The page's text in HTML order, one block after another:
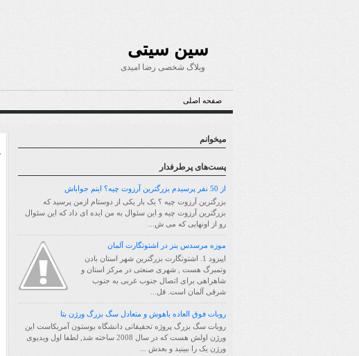
سین سیتی
وبلاگ شخصی رضا امیدی
صفحه اصلی
میخوانم
پست‌های پرطرفدار
از 50 نفر پرسیدم بزرگترین آرزوت چیه؟ اینم جواباش
بزرگترین آرزوت چیه ؟ یک بار یکی از دوستام ازمن پرسید که
بزرگترین آرزوت چیه و این سئوال به من ایده ای داد که این سئوال
رو از اونهایی که می ش...
موزه مرسدس بنز در اشتوتگارت آلمان
اپیزود 1. اشتوتگارت بزرگترین شهر استان بادن
وتمبرگ هست , شهری صنعتی در مرکز استان و
شاهراهی برای اتصال جنوب غربی به جنوب
شرقی آلمان است. قل...
روبات فوق العاده باهوش و متعادل سگ بزرگ ورژن بتا
روبات سگ بزرگ پروژه تحقیقاتی دانشگاه بوستون آمریکاست این
ورژن اولش هست که در سال 2008 ساخته شد, لطفا اول ویدیوی
ورژن یک را ببینید و بعدش ...